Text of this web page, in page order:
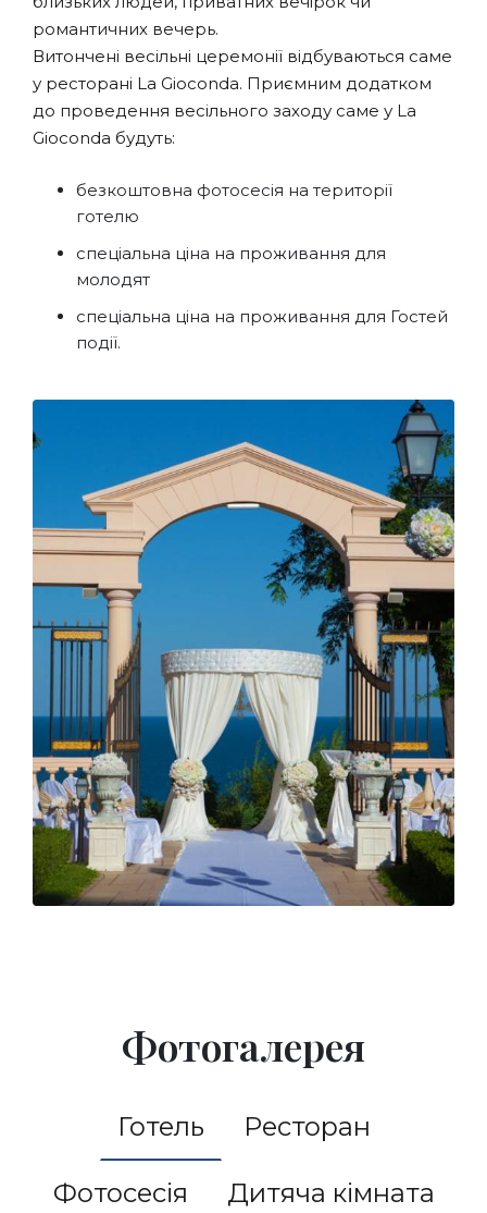
романтичних вечерь.
Витончені весільні церемонії відбуваються саме
у ресторані La Gioconda. Приємним додатком
до проведення весільного заходу саме у La
Gioconda будуть:
безкоштовна фотосесія на території
готелю
спеціальна ціна на проживання для
молодят
спеціальна ціна на проживання для Гостей
події.
Фотогалерея
Готель Ресторан
Фотосесія Дитяча кімната